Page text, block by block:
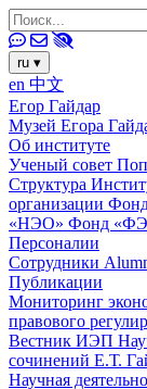
ru ▾
en 中文
Егор Гайдар
Музей Егора
Об институте
Ученый совет
Структура
организации
«НЭО» Фонд
Персоналии
Сотрудники
Публикации
Мониторинг
правового
Вестник ИЭП
сочинений Е.Т.
Научная